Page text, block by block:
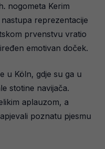
nogometa Kerim
reprezentacije
prvenstvu vratio
emotivan doček.
u Köln, gdje su ga u
stotine navijača.
aplauzom, a
poznatu pjesmu